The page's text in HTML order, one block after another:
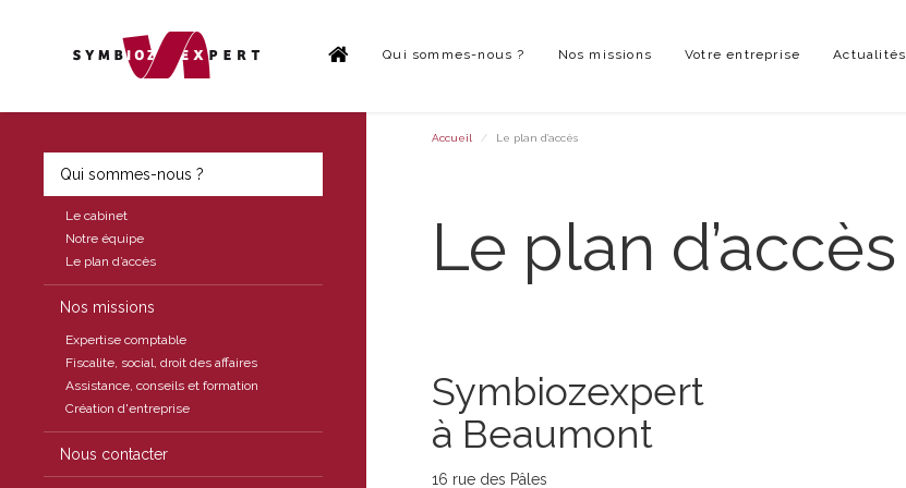
Qui sommes-nous ? Nos missions Votre entreprise Actualités
Qui sommes-nous ?
Le cabinet
Notre équipe
Le plan d’accès
Nos missions
Expertise comptable
Fiscalite, social, droit des affaires
Assistance, conseils et formation
Création d'entreprise
Nous contacter
Accueil Le plan d’accès
Le plan d’accès
Symbiozexpert
à Beaumont
16 rue des Pâles